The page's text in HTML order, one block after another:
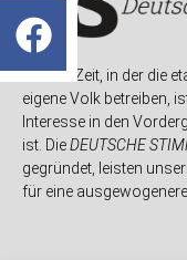
In einer Zeit, in der die
eigene Volk betreiben,
Interesse in den
ist. DieDEUTSCHE
gegründet, leisten
für eine